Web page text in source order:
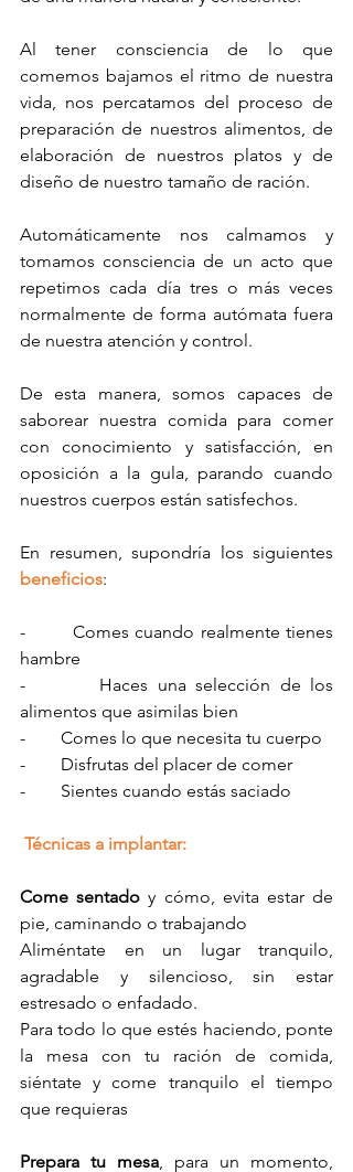
Al tener consciencia de lo que
comemos bajamos el ritmo de nuestra
vida, nos percatamos del proceso de
preparación de nuestros alimentos, de
elaboración de nuestros platos y de
diseño de nuestro tamaño de ración.
Automáticamente nos calmamos y
tomamos consciencia de un acto que
repetimos cada día tres o más veces
normalmente de forma autómata fuera
de nuestra atención y control.
De esta manera, somos capaces de
saborear nuestra comida para comer
con conocimiento y satisfacción, en
oposición a la gula, parando cuando
nuestros cuerpos están satisfechos.
beneficios:
-        Comes cuando realmente tienes
hambre
-        Haces una selección de los
alimentos que asimilas bien
-        Comes lo que necesita tu cuerpo
-        Disfrutas del placer de comer
-        Sientes cuando estás saciado
Técnicas a implantar:
Come sentado y cómo, evita estar de
pie, caminando o trabajando
Aliméntate en un lugar tranquilo,
agradable y silencioso, sin estar
estresado o enfadado.
Para todo lo que estés haciendo, ponte
la mesa con tu ración de comida,
siéntate y come tranquilo el tiempo
que requieras
Prepara tu mesa, para un momento,